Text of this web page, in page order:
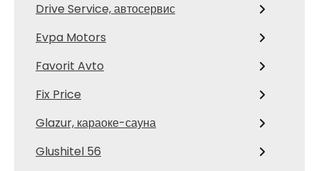
Drive Service, автосервис
Evpa Motors
Favorit Avto
Fix Price
Glazur, караоке-сауна
Glushitel 56